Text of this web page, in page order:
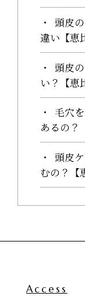
頭皮
違い【恵
頭皮
い？【恵
毛穴
あるの？
頭皮
むの？【
Access